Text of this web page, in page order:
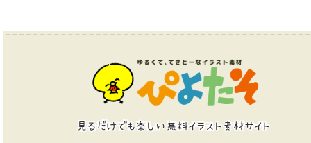
見るだけでも楽しい無料イラスト素材サイト